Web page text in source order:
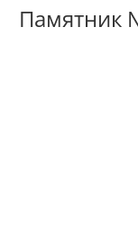
Памятник